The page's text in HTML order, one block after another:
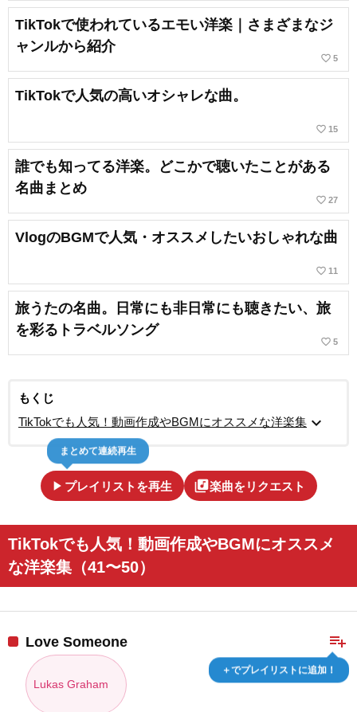
TikTokで使われているエモい洋楽｜さまざまなジ
ャンルから紹介
favorite_border 5
TikTokで人気の高いオシャレな曲。
favorite_border 15
誰でも知ってる洋楽。どこかで聴いたことがある
名曲まとめ
favorite_border 27
VlogのBGMで人気・オススメしたいおしゃれな曲
favorite_border 11
旅うたの名曲。日常にも非日常にも聴きたい、旅
を彩るトラベルソング
favorite_border 5
もくじ
TikTokでも人気！動画作成やBGMにオススメな洋楽集 expand_more
play_arrow プレイリストを再生
まとめて連続再生
library_music楽曲をリクエスト
TikTokでも人気！動画作成やBGMにオススメ
な洋楽集（41〜50）
playlist_add
＋でプレイリストに追加！
Love Someone
Lukas Graham